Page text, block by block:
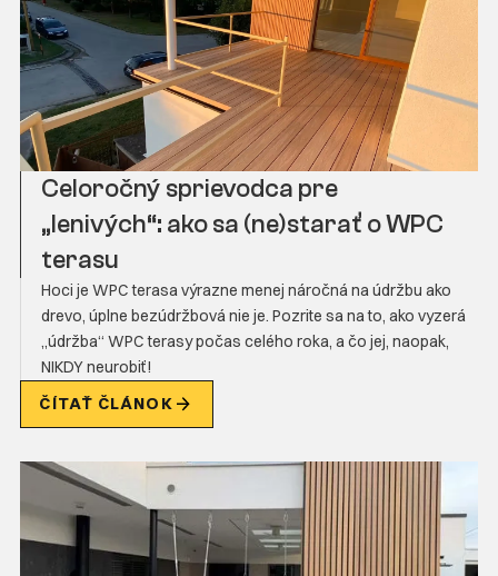
Celoročný sprievodca pre
„lenivých“: ako sa (ne)starať o WPC
terasu
Hoci je WPC terasa výrazne menej náročná na údržbu ako
drevo, úplne bezúdržbová nie je. Pozrite sa na to, ako vyzerá
„údržba“ WPC terasy počas celého roka, a čo jej, naopak,
NIKDY neurobiť!
ČÍTAŤ ČLÁNOK